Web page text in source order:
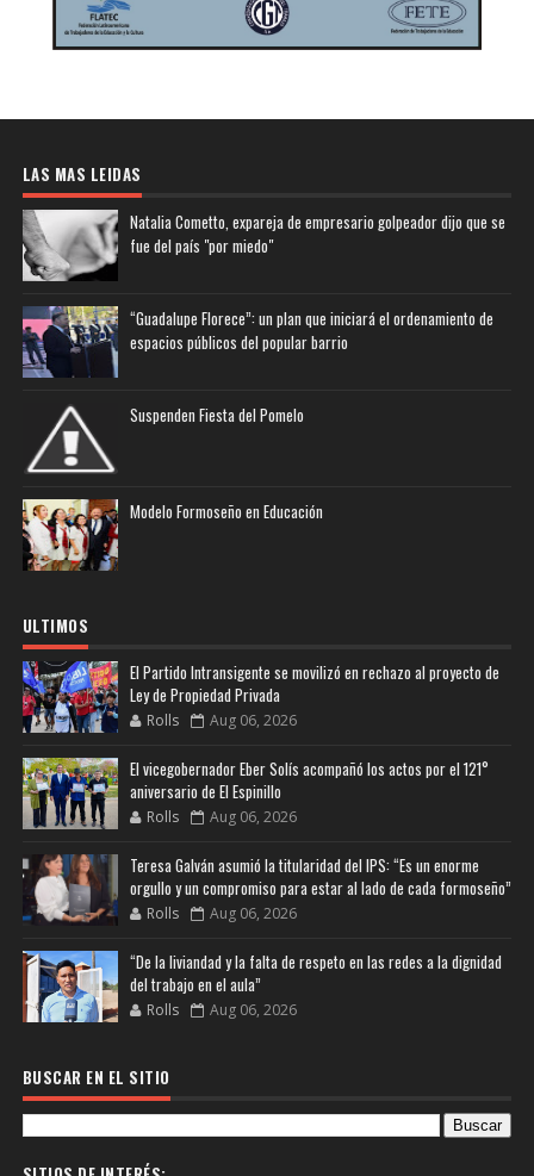
LAS MAS LEIDAS
Natalia Cometto, expareja de empresario golpeador dijo que se
fue del país "por miedo"
“Guadalupe Florece”: un plan que iniciará el ordenamiento de
espacios públicos del popular barrio
Suspenden Fiesta del Pomelo
Modelo Formoseño en Educación
ULTIMOS
El Partido Intransigente se movilizó en rechazo al proyecto de
Ley de Propiedad Privada
Rolls Aug 06, 2026
El vicegobernador Eber Solís acompañó los actos por el 121°
aniversario de El Espinillo
Rolls Aug 06, 2026
Teresa Galván asumió la titularidad del IPS: “Es un enorme
orgullo y un compromiso para estar al lado de cada formoseño”
Rolls Aug 06, 2026
“De la liviandad y la falta de respeto en las redes a la dignidad
del trabajo en el aula”
Rolls Aug 06, 2026
BUSCAR EN EL SITIO